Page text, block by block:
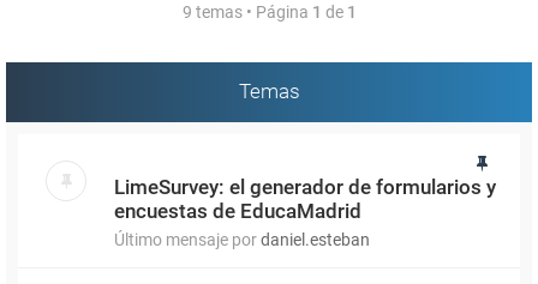
9 temas • Página 1 de 1
Temas
LimeSurvey: el generador de formularios y
encuestas de EducaMadrid
Último mensaje pordaniel.esteban